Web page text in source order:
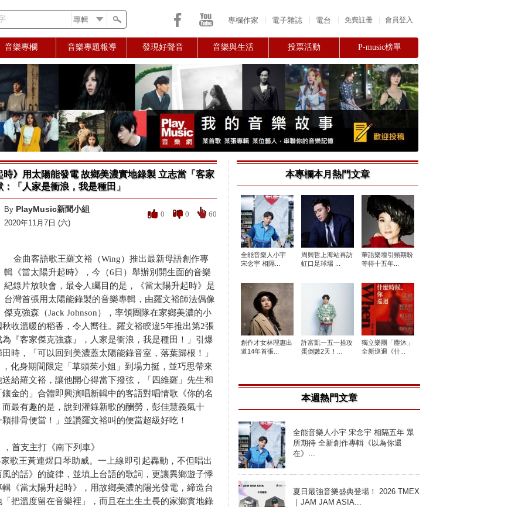
會員登入
免費註冊
專欄作家 電子雜誌 電台
音樂專欄 音樂專題報導 發現好聲音 音樂與生活 投票活動 P-music榜單
》用太陽能發電 故鄉美濃實地錄製 立志當「客家
「人家是衝浪，我是種田」
0 0 60
By PlayMusic新聞小組
2020年11月7日 (六)
金曲客語歌王羅文裕（Wing）推出最新母語創作專
輯《當太陽升起時》，今（6日）舉辦別開生面的音樂
紀錄片放映會，最令人矚目的是，《當太陽升起時》是
台灣首張用太陽能錄製的音樂專輯，由羅文裕師法偶像
傑克強森（Jack Johnson），率領團隊在家鄉美濃的小
收溫暖的稻香，令人嚮往。羅文裕睽違5年推出第2張
『客家傑克強森』，人家是衝浪，我是種田！」引爆
時，「可以回到美濃蓋太陽能錄音室，落葉歸根！」
化身期間限定「草頭茱小姐」到場力挺，並巧思帶來
給羅文裕，讓他開心得當下撥弦，「四維羅」先生和
金的」合體即興演唱新輯中的客語對唱情歌《你的名
最有趣的是，說到灌錄新歌的酬勞，彭佳慧義氣十
排骨便當！」並讚羅文裕叫的便當超級好吃！
首支主打《南下列車》
歌王黃連煜口琴助威。一上線即引起轟動，不但唱出
的話》的旋律，並填上台語的歌詞，更讓異鄉遊子悸
《當太陽升起時》，用故鄉美濃的陽光發電，締造台
把溫度留在音樂裡」，而且在土生土長的家鄉實地錄
本專欄本月熱門文章
全能音樂人小宇
宋念宇 相隔...
周興哲上海站再訪
虹口足球場 ...
華語樂壇引頸期盼
等待十五年...
創作才女林理惠出
道14年首張...
許富凱一五一拾攻
蛋倒數2天！...
獨立樂團「塵沐」
全新巡迴《什...
本週熱門文章
全能音樂人小宇 宋念宇 相隔五年 眾
所期待 全新創作專輯《以為你還
在》...
夏日最強音樂盛典登場！ 2026 TMEX
｜JAM JAM ASIA...